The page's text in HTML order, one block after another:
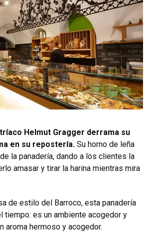
Helmut Gragger derrama su
en su repostería. Su horno de leña
la panadería, dando a los clientes la
amasar y tirar la harina mientras mira
de estilo del Barroco, esta panadería
tiempo: es un ambiente acogedor y
aroma hermoso y acogedor.